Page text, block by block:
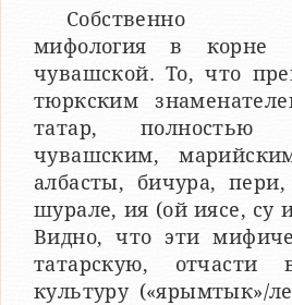
Собственно
мифология в корне
чувашской. То, что
тюркским
татар, полностью
чувашским,
албасты, бичура,
шурале, ия (ой иясе, су
Видно, что эти
татарскую, отчасти
культуру («ярымтык»/